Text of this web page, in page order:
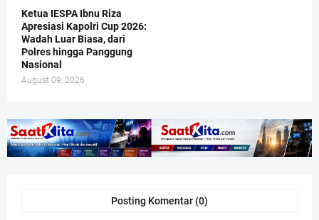
Ketua IESPA Ibnu Riza
Apresiasi Kapolri Cup 2026:
Wadah Luar Biasa, dari
Polres hingga Panggung
Nasional
August 09, 2026
Posting Komentar (0)